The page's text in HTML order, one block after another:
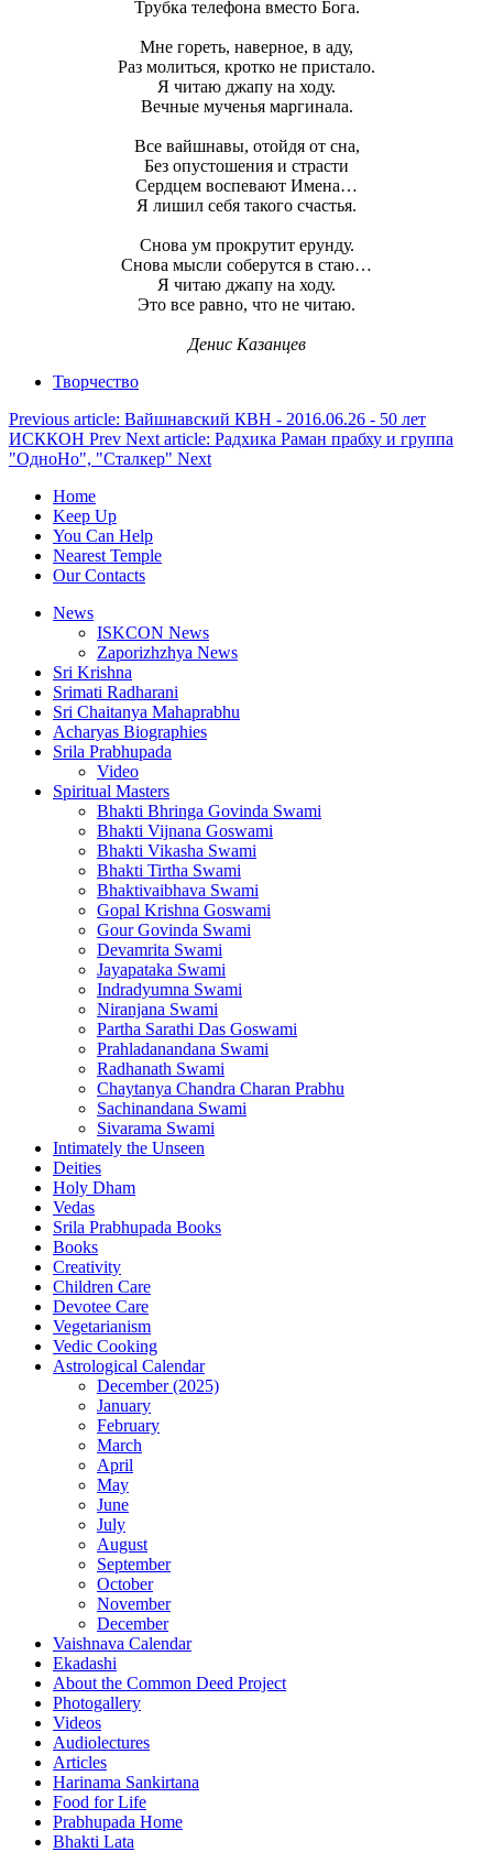
Трубка телефона вместо Бога.
Мне гореть, наверное, в аду,
Раз молиться, кротко не пристало.
Я читаю джапу на ходу.
Вечные мученья маргинала.
Все вайшнавы, отойдя от сна,
Без опустошения и страсти
Сердцем воспевают Имена…
Я лишил себя такого счастья.
Снова ум прокрутит ерунду.
Снова мысли соберутся в стаю…
Я читаю джапу на ходу.
Это все равно, что не читаю.
Денис Казанцев
Творчество
Previous article: Вайшнавский КВН - 2016.06.26 - 50 лет
ИСККОН Prev Next article: Радхика Раман прабху и группа
"ОдноНо", "Сталкер" Next
Home
Keep Up
You Can Help
Nearest Temple
Our Contacts
News
ISKCON News
Zaporizhzhya News
Sri Krishna
Srimati Radharani
Sri Chaitanya Mahaprabhu
Acharyas Biographies
Srila Prabhupada
Video
Spiritual Masters
Bhakti Bhringa Govinda Swami
Bhakti Vijnana Goswami
Bhakti Vikasha Swami
Bhakti Tirtha Swami
Bhaktivaibhava Swami
Gopal Krishna Goswami
Gour Govinda Swami
Devamrita Swami
Jayapataka Swami
Indradyumna Swami
Niranjana Swami
Partha Sarathi Das Goswami
Prahladanandana Swami
Radhanath Swami
Chaytanya Chandra Charan Prabhu
Sachinandana Swami
Sivarama Swami
Intimately the Unseen
Deities
Holy Dham
Vedas
Srila Prabhupada Books
Books
Creativity
Children Care
Devotee Care
Vegetarianism
Vedic Cooking
Astrological Calendar
December (2025)
January
February
March
April
May
June
July
August
September
October
November
December
Vaishnava Calendar
Ekadashi
About the Common Deed Project
Photogallery
Videos
Audiolectures
Articles
Harinama Sankirtana
Food for Life
Prabhupada Home
Bhakti Lata